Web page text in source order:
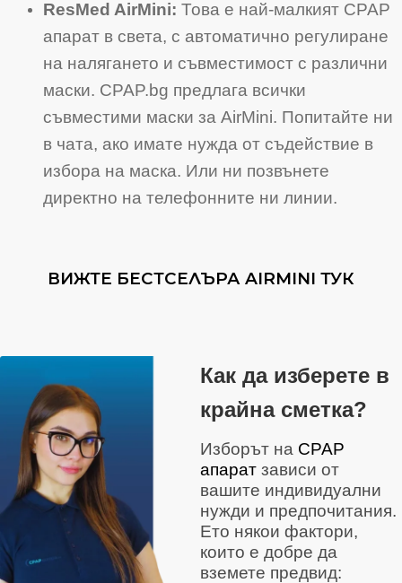
ResMed AirMini: Това е най-малкият CPAP
апарат в света, с автоматично регулиране
на налягането и съвместимост с различни
маски. CPAP.bg предлага всички
съвместими маски за AirMini. Попитайте ни
в чата, ако имате нужда от съдействие в
избора на маска. Или ни позвънете
директно на телефонните ни линии.
ВИЖТЕ БЕСТСЕЛЪРА AIRMINI ТУК
Как да изберете в
крайна сметка?
Изборът на CPAP
апарат зависи от
вашите индивидуални
нужди и предпочитания.
Ето някои фактори,
които е добре да
вземете предвид: